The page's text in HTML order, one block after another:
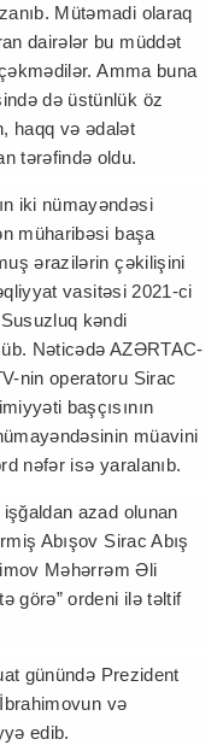
Mütəmadi olaraq
dairələr bu müddət
Amma buna
də üstünlük öz
haqq və ədalət
tərəfində oldu.
iki nümayəndəsi
müharibəsi başa
ərazilərin çəkilişini
vasitəsi 2021-ci
kəndi
Nəticədə AZƏRTAC-
nin operatoru Sirac
başçısının
müavini
nəfər isə yaralanıb.
azad olunan
Abışov Sirac Abış
Məhərrəm Əli
görə” ordeni ilə təltif
günündə Prezident
və
edib.